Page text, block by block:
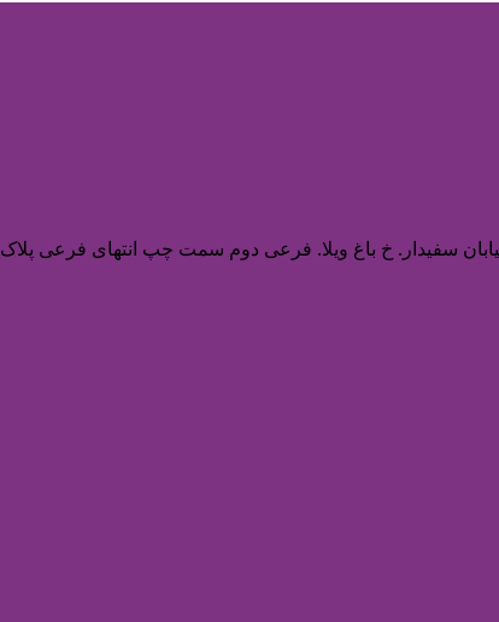
سفیدار. خ باغ ویلا. فرعی دوم سمت چپ انتهای فرعی پلاک 3